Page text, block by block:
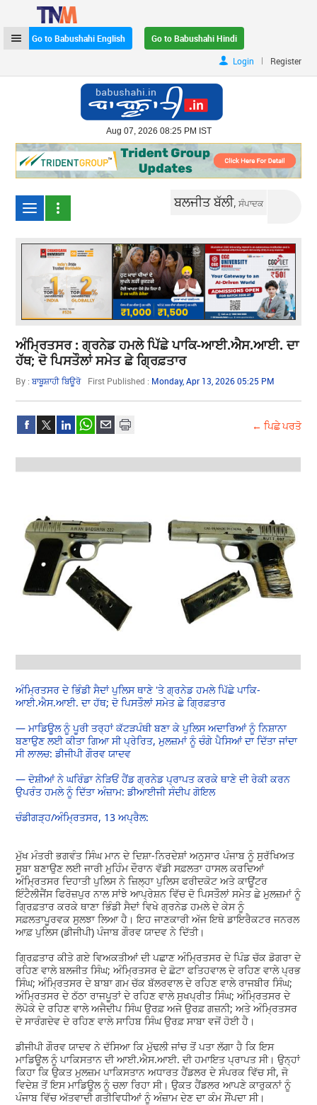
Go to Babushahi English
Go to Babushahi Hindi
Login
| Register
Aug 07, 2026 08:25 PM IST
ਬਲਜੀਤ ਬੱਲੀ,ਸੰਪਾਦਕ
ਅੰਮ੍ਰਿਤਸਰ : ਗ੍ਰਨੇਡ ਹਮਲੇ ਪਿੱਛੇ ਪਾਕਿ-ਆਈ.ਐਸ.ਆਈ. ਦਾ
ਹੱਥ; ਦੋ ਪਿਸਤੌਲਾਂ ਸਮੇਤ ਛੇ ਗ੍ਰਿਫ਼ਤਾਰ
By :ਬਾਬੂਸ਼ਾਹੀ ਬਿਊਰੋ First Published : Monday, Apr 13, 2026 05:25 PM
← ਪਿਛੇ ਪਰਤੋ
ਅੰਮ੍ਰਿਤਸਰ ਦੇ ਭਿੰਡੀ ਸੈਦਾਂ ਪੁਲਿਸ ਥਾਣੇ 'ਤੇ ਗ੍ਰਨੇਡ ਹਮਲੇ ਪਿੱਛੇ ਪਾਕਿ-
ਆਈ.ਐਸ.ਆਈ. ਦਾ ਹੱਥ; ਦੋ ਪਿਸਤੌਲਾਂ ਸਮੇਤ ਛੇ ਗ੍ਰਿਫ਼ਤਾਰ
— ਮਾਡਿਊਲ ਨੂੰ ਪੂਰੀ ਤਰ੍ਹਾਂ ਕੱਟੜਪੰਥੀ ਬਣਾ ਕੇ ਪੁਲਿਸ ਅਦਾਰਿਆਂ ਨੂੰ ਨਿਸ਼ਾਨਾ
ਬਣਾਉਣ ਲਈ ਕੀਤਾ ਗਿਆ ਸੀ ਪ੍ਰੇਰਿਤ, ਮੁਲਜ਼ਮਾਂ ਨੂੰ ਚੰਗੇ ਪੈਸਿਆਂ ਦਾ ਦਿੱਤਾ ਜਾਂਦਾ
ਸੀ ਲਾਲਚ: ਡੀਜੀਪੀ ਗੌਰਵ ਯਾਦਵ
— ਦੋਸ਼ੀਆਂ ਨੇ ਘਰਿੰਡਾ ਨੇੜਿਓਂ ਹੈਂਡ ਗ੍ਰਨੇਡ ਪ੍ਰਾਪਤ ਕਰਕੇ ਥਾਣੇ ਦੀ ਰੇਕੀ ਕਰਨ
ਉਪਰੰਤ ਹਮਲੇ ਨੂੰ ਦਿੱਤਾ ਅੰਜ਼ਾਮ: ਡੀਆਈਜੀ ਸੰਦੀਪ ਗੋਇਲ
ਚੰਡੀਗੜ੍ਹ/ਅੰਮ੍ਰਿਤਸਰ, 13 ਅਪ੍ਰੈਲ:
ਮੁੱਖ ਮੰਤਰੀ ਭਗਵੰਤ ਸਿੰਘ ਮਾਨ ਦੇ ਦਿਸ਼ਾ-ਨਿਰਦੇਸ਼ਾਂ ਅਨੁਸਾਰ ਪੰਜਾਬ ਨੂੰ ਸੁਰੱਖਿਅਤ
ਸੂਬਾ ਬਣਾਉਣ ਲਈ ਜਾਰੀ ਮੁਹਿੰਮ ਦੌਰਾਨ ਵੱਡੀ ਸਫ਼ਲਤਾ ਹਾਸਲ ਕਰਦਿਆਂ
ਅੰਮ੍ਰਿਤਸਰ ਦਿਹਾਤੀ ਪੁਲਿਸ ਨੇ ਜ਼ਿਲ੍ਹਾ ਪੁਲਿਸ ਫਰੀਦਕੋਟ ਅਤੇ ਕਾਊਂਟਰ
ਇੰਟੈਲੀਜੈਂਸ ਫਿਰੋਜ਼ਪੁਰ ਨਾਲ ਸਾਂਝੇ ਆਪ੍ਰੇਸ਼ਨ ਵਿੱਚ ਦੋ ਪਿਸਤੌਲਾਂ ਸਮੇਤ ਛੇ ਮੁਲਜ਼ਮਾਂ ਨੂੰ
ਗ੍ਰਿਫ਼ਤਾਰ ਕਰਕੇ ਥਾਣਾ ਭਿੰਡੀ ਸੈਦਾਂ ਵਿਖੇ ਗ੍ਰਨੇਡ ਹਮਲੇ ਦੇ ਕੇਸ ਨੂੰ
ਸਫ਼ਲਤਾਪੂਰਵਕ ਸੁਲਝਾ ਲਿਆ ਹੈ। ਇਹ ਜਾਣਕਾਰੀ ਅੱਜ ਇਥੇ ਡਾਇਰੈਕਟਰ ਜਨਰਲ
ਆਫ਼ ਪੁਲਿਸ (ਡੀਜੀਪੀ) ਪੰਜਾਬ ਗੌਰਵ ਯਾਦਵ ਨੇ ਦਿੱਤੀ।
ਗ੍ਰਿਫ਼ਤਾਰ ਕੀਤੇ ਗਏ ਵਿਅਕਤੀਆਂ ਦੀ ਪਛਾਣ ਅੰਮ੍ਰਿਤਸਰ ਦੇ ਪਿੰਡ ਚੱਕ ਡੋਗਰਾ ਦੇ
ਰਹਿਣ ਵਾਲੇ ਬਲਜੀਤ ਸਿੰਘ; ਅੰਮ੍ਰਿਤਸਰ ਦੇ ਛੋਟਾ ਫਤਿਹਵਾਲ ਦੇ ਰਹਿਣ ਵਾਲੇ ਪ੍ਰਭ
ਸਿੰਘ; ਅੰਮ੍ਰਿਤਸਰ ਦੇ ਬਾਬਾ ਗਮ ਚੱਕ ਬੱਲਰਵਾਲ ਦੇ ਰਹਿਣ ਵਾਲੇ ਰਾਜਬੀਰ ਸਿੰਘ;
ਅੰਮ੍ਰਿਤਸਰ ਦੇ ਠੱਠਾ ਰਾਜਪੂਤਾਂ ਦੇ ਰਹਿਣ ਵਾਲੇ ਸੁਖਪ੍ਰੀਤ ਸਿੰਘ; ਅੰਮ੍ਰਿਤਸਰ ਦੇ
ਲੋਪੋਕੇ ਦੇ ਰਹਿਣ ਵਾਲੇ ਅਜੈਦੀਪ ਸਿੰਘ ਉਰਫ਼ ਅਜੇ ਉਰਫ਼ ਗਜ਼ਨੀ; ਅਤੇ ਅੰਮ੍ਰਿਤਸਰ
ਦੇ ਸਾਰੰਗਦੇਵ ਦੇ ਰਹਿਣ ਵਾਲੇ ਸਾਹਿਬ ਸਿੰਘ ਉਰਫ਼ ਸਾਬਾ ਵਜੋਂ ਹੋਈ ਹੈ।
ਡੀਜੀਪੀ ਗੌਰਵ ਯਾਦਵ ਨੇ ਦੱਸਿਆ ਕਿ ਮੁੱਢਲੀ ਜਾਂਚ ਤੋਂ ਪਤਾ ਲੱਗਾ ਹੈ ਕਿ ਇਸ
ਮਾਡਿਊਲ ਨੂੰ ਪਾਕਿਸਤਾਨ ਦੀ ਆਈ.ਐਸ.ਆਈ. ਦੀ ਹਮਾਇਤ ਪ੍ਰਾਪਤ ਸੀ। ਉਨ੍ਹਾਂ
ਕਿਹਾ ਕਿ ਉਕਤ ਮੁਲਜ਼ਮ ਪਾਕਿਸਤਾਨ ਅਧਾਰਤ ਹੈਂਡਲਰ ਦੇ ਸੰਪਰਕ ਵਿੱਚ ਸੀ, ਜੋ
ਵਿਦੇਸ਼ ਤੋਂ ਇਸ ਮਾਡਿਊਲ ਨੂੰ ਚਲਾ ਰਿਹਾ ਸੀ। ਉਕਤ ਹੈਂਡਲਰ ਆਪਣੇ ਕਾਰੁਕਨਾਂ ਨੂੰ
ਪੰਜਾਬ ਵਿੱਚ ਅੱਤਵਾਦੀ ਗਤੀਵਿਧੀਆਂ ਨੂੰ ਅੰਜ਼ਾਮ ਦੇਣ ਦਾ ਕੰਮ ਸੌਂਪਦਾ ਸੀ।